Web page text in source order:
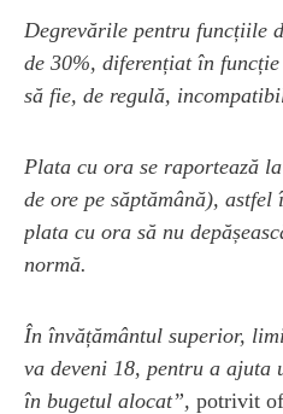
Degrevările pentru funcțiile
de 30%, diferențiat în
să fie, de regulă,
Plata cu ora se raportează
de ore pe săptămână),
plata cu ora să nu
normă.
În învățământul superior,
va deveni 18, pentru a ajuta
în bugetul alocat”, potrivit